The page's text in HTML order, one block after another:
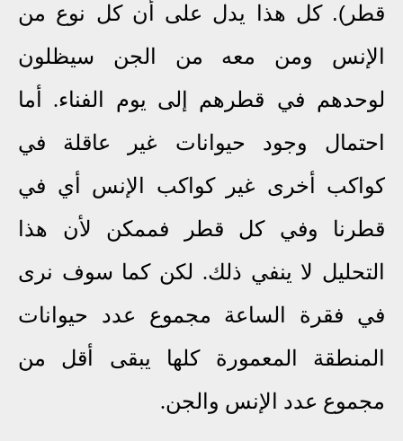
قطر). كل هذا يدل على أن كل نوع من
الإنس ومن معه من الجن سيظلون
لوحدهم في قطرهم إلى يوم الفناء. أما
احتمال وجود حيوانات غير عاقلة في
كواكب أخرى غير كواكب الإنس أي في
قطرنا وفي كل قطر فممكن لأن هذا
التحليل لا ينفي ذلك. لكن كما سوف نرى
في فقرة الساعة مجموع عدد حيوانات
المنطقة المعمورة كلها يبقى أقل من
مجموع عدد الإنس والجن.